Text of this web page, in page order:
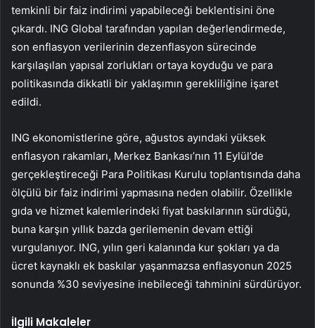
temkinli bir faiz indirimi yapabileceği beklentisini öne
çıkardı. ING Global tarafından yapılan değerlendirmede,
son enflasyon verilerinin dezenflasyon sürecinde
karşılaşılan yapısal zorlukları ortaya koyduğu ve para
politikasında dikkatli bir yaklaşımın gerekliliğine işaret
edildi.
ING ekonomistlerine göre, ağustos ayındaki yüksek
enflasyon rakamları, Merkez Bankası’nın 11 Eylül’de
gerçekleştireceği Para Politikası Kurulu toplantısında daha
ölçülü bir faiz indirimi yapmasına neden olabilir. Özellikle
gıda ve hizmet kalemlerindeki fiyat baskılarının sürdüğü,
buna karşın yıllık bazda gerilemenin devam ettiği
vurgulanıyor. ING, yılın geri kalanında kur şokları ya da
ücret kaynaklı ek baskılar yaşanmazsa enflasyonun 2025
sonunda %30 seviyesine inebileceği tahminini sürdürüyor.
İlgili Makaleler